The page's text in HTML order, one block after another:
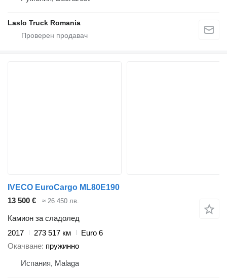
Laslo Truck Romania
IVECO EuroCargo ML80E190
13 500 €
≈ 26 450 лв.
Камион за сладолед
2017
273 517 км
Euro 6
Окачване пружинно
Испания, Malaga